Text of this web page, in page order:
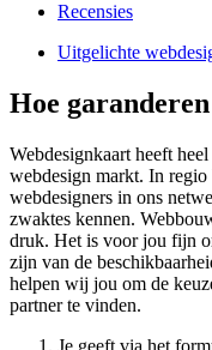
Recensies
Uitgelichte
Hoe
Webdesignkaart heeft
webdesign markt. In
webdesigners in ons
zwaktes kennen.
druk. Het is voor jou fijn
zijn van de
helpen wij jou om de
partner te vinden.